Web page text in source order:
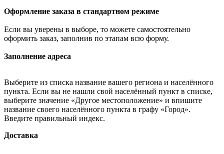
Оформление заказа в стандартном режиме
Если вы уверены в выборе, то можете самостоятельно
оформить заказ, заполнив по этапам всю форму.
Заполнение адреса
Выберите из списка название вашего региона и населённого
пункта. Если вы не нашли свой населённый пункт в списке,
выберите значение «Другое местоположение» и впишите
название своего населённого пункта в графу «Город».
Введите правильный индекс.
Доставка